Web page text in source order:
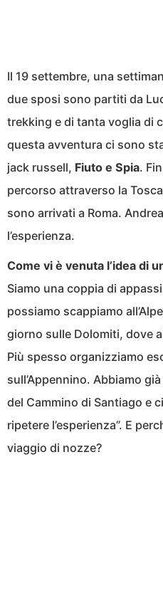
Il 19 settembre, una
due sposi sono partiti da
trekking e di tanta voglia di
questa avventura ci sono
jack russell, Fiuto e Spia.
percorso attraverso la
sono arrivati a Roma.
l’esperienza.
Come vi è venuta l’idea di
Siamo una coppia di
possiamo scappiamo
giorno sulle Dolomiti, dove
Più spesso organizziamo
sull’Appennino. Abbiamo
del Cammino di Santiago e
ripetere l’esperienza”. E
viaggio di nozze?